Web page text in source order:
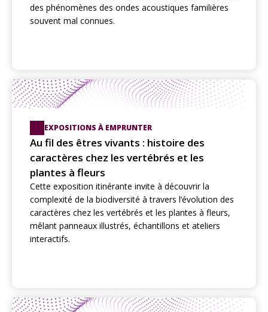
des phénomènes des ondes acoustiques familières
souvent mal connues.
EXPOSITIONS À EMPRUNTER
Au fil des êtres vivants : histoire des
caractères chez les vertébrés et les
plantes à fleurs
Cette exposition itinérante invite à découvrir la
complexité de la biodiversité à travers l’évolution des
caractères chez les vertébrés et les plantes à fleurs,
mêlant panneaux illustrés, échantillons et ateliers
interactifs.